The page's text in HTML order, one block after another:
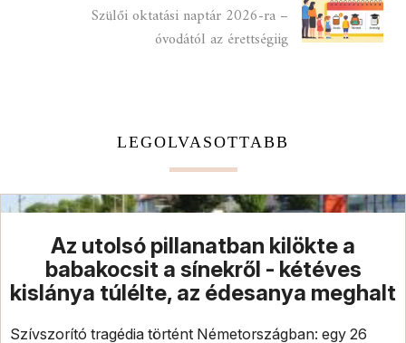
Szülői oktatási naptár 2026-ra –
óvodától az érettségiig
LEGOLVASOTTABB
Az utolsó pillanatban kilökte a
babakocsit a sínekről - kétéves
kislánya túlélte, az édesanya meghalt
Szívszorító tragédia történt Németországban: egy 26